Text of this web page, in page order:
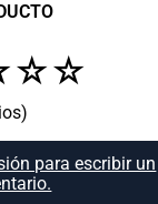
☆☆
para escribir un